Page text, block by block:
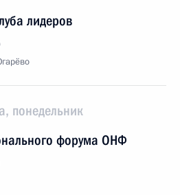
лидеров
понедельник
форума ОНФ